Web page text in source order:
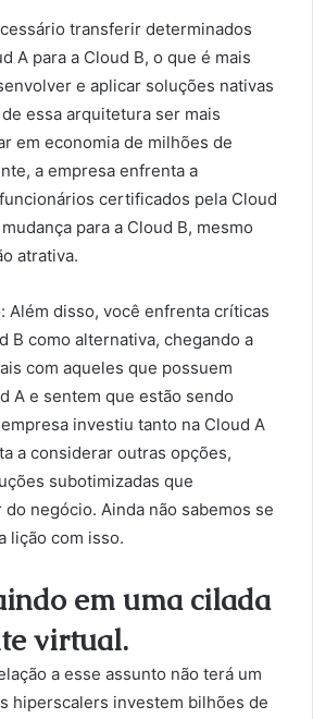
transferir determinados
A para a Cloud B, o que é mais
e aplicar soluções nativas
essa arquitetura ser mais
em economia de milhões de
a empresa enfrenta a
certificados pela Cloud
para a Cloud B, mesmo
atrativa.
Além disso, você enfrenta críticas
B como alternativa, chegando a
com aqueles que possuem
A e sentem que estão sendo
investiu tanto na Cloud A
a considerar outras opções,
subotimizadas que
negócio. Ainda não sabemos se
lição com isso.
em uma cilada
virtual.
a esse assunto não terá um
hiperscalers investem bilhões de